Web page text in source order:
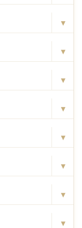
▾
▾
▾
▾
▾
▾
▾
▾